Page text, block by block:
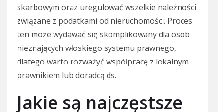
skarbowym oraz uregulować wszelkie należności
związane z podatkami od nieruchomości. Proces
ten może wydawać się skomplikowany dla osób
nieznających włoskiego systemu prawnego,
dlatego warto rozważyć współpracę z lokalnym
prawnikiem lub doradcą ds.
Jakie są najczęstsze